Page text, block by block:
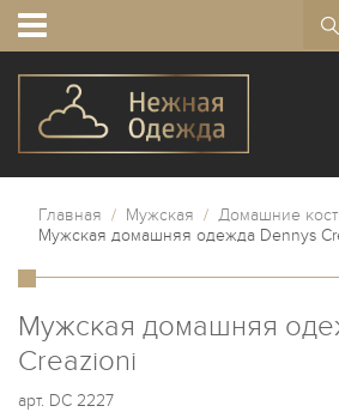
Главная / Мужская / Домашние
Мужская домашняя одежда Dennys
Мужская домашняя
Creazioni
арт. DC 2227